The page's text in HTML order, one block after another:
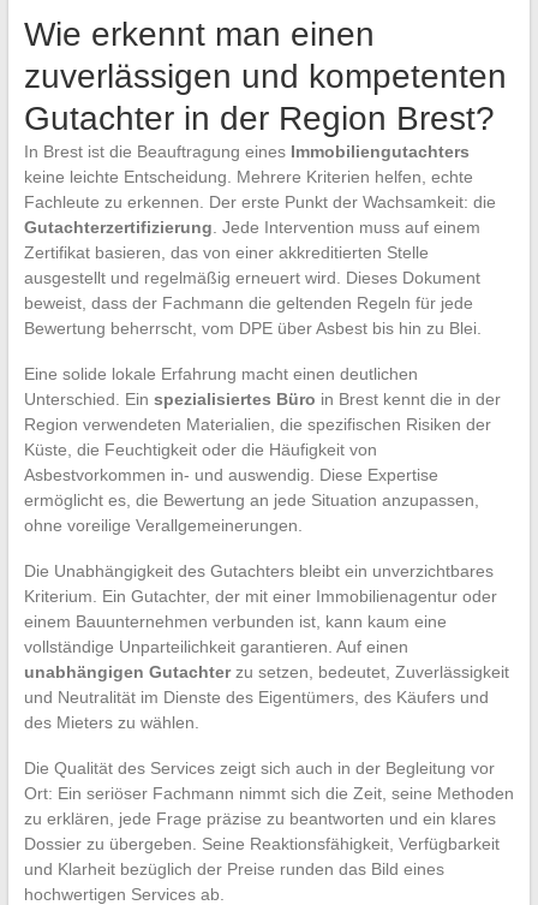
Wie erkennt man einen
zuverlässigen und kompetenten
Gutachter in der Region Brest?
In Brest ist die Beauftragung eines Immobiliengutachters
keine leichte Entscheidung. Mehrere Kriterien helfen, echte
Fachleute zu erkennen. Der erste Punkt der Wachsamkeit: die
Gutachterzertifizierung . Jede Intervention muss auf einem
Zertifikat basieren, das von einer akkreditierten Stelle
ausgestellt und regelmäßig erneuert wird. Dieses Dokument
beweist, dass der Fachmann die geltenden Regeln für jede
Bewertung beherrscht, vom DPE über Asbest bis hin zu Blei.
Eine solide lokale Erfahrung macht einen deutlichen
Unterschied. Ein spezialisiertes Büro in Brest kennt die in der
Region verwendeten Materialien, die spezifischen Risiken der
Küste, die Feuchtigkeit oder die Häufigkeit von
Asbestvorkommen in- und auswendig. Diese Expertise
ermöglicht es, die Bewertung an jede Situation anzupassen,
ohne voreilige Verallgemeinerungen.
Die Unabhängigkeit des Gutachters bleibt ein unverzichtbares
Kriterium. Ein Gutachter, der mit einer Immobilienagentur oder
einem Bauunternehmen verbunden ist, kann kaum eine
vollständige Unparteilichkeit garantieren. Auf einen
unabhängigen Gutachterzu setzen, bedeutet, Zuverlässigkeit
und Neutralität im Dienste des Eigentümers, des Käufers und
des Mieters zu wählen.
Die Qualität des Services zeigt sich auch in der Begleitung vor
Ort: Ein seriöser Fachmann nimmt sich die Zeit, seine Methoden
zu erklären, jede Frage präzise zu beantworten und ein klares
Dossier zu übergeben. Seine Reaktionsfähigkeit, Verfügbarkeit
und Klarheit bezüglich der Preise runden das Bild eines
hochwertigen Services ab.